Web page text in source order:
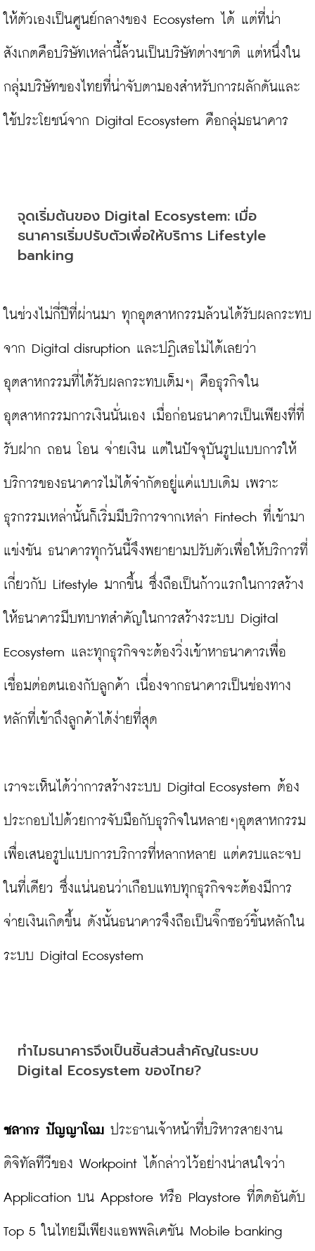
ให้ตัวเองเป็นศูนย์กลางของ Ecosystem ได้ แต่ที่น่า
สังเกตคือบริษัทเหล่านี้ล้วนเป็นบริษัทต่างชาติ แต่หนึ่งใน
กลุ่มบริษัทของไทยที่น่าจับตามองสำหรับการผลักดันและ
ใช้ประโยชน์จาก Digital Ecosystem คือกลุ่มธนาคาร
จุดเริ่มต้นของ Digital Ecosystem: เมื่อ
ธนาคารเริ่มปรับตัวเพื่อให้บริการ Lifestyle
banking
ในช่วงไม่กี่ปีที่ผ่านมา ทุกอุตสาหกรรมล้วนได้รับผลกระทบ
จาก Digital disruption และปฏิเสธไม่ได้เลยว่า
อุตสาหกรรมที่ได้รับผลกระทบเต็มๆ คือธุรกิจใน
อุตสาหกรรมการเงินนั่นเอง เมื่อก่อนธนาคารเป็นเพียงที่ที่
รับฝาก ถอน โอน จ่ายเงิน แต่ในปัจจุบันรูปแบบการให้
บริการของธนาคารไม่ได้จำกัดอยู่แค่แบบเดิม เพราะ
ธุรกรรมเหล่านั้นก็เริ่มมีบริการจากเหล่า Fintech ที่เข้ามา
แข่งขัน ธนาคารทุกวันนี้จึงพยายามปรับตัวเพื่อให้บริการที่
เกี่ยวกับ Lifestyle มากขึ้น ซึ่งถือเป็นก้าวแรกในการสร้าง
ให้ธนาคารมีบทบาทสำคัญในการสร้างระบบ Digital
Ecosystem และทุกธุรกิจจะต้องวิ่งเข้าหาธนาคารเพื่อ
เชื่อมต่อตนเองกับลูกค้า เนื่องจากธนาคารเป็นช่องทาง
หลักที่เข้าถึงลูกค้าได้ง่ายที่สุด
เราจะเห็นได้ว่าการสร้างระบบ Digital Ecosystem ต้อง
ประกอบไปด้วยการจับมือกับธุรกิจในหลายๆอุตสาหกรรม
เพื่อเสนอรูปแบบการบริการที่หลากหลาย แต่ครบและจบ
ในที่เดียว ซึ่งแน่นอนว่าเกือบแทบทุกธุรกิจจะต้องมีการ
จ่ายเงินเกิดขึ้น ดังนั้นธนาคารจึงถือเป็นจิ๊กซอว์ชิ้นหลักใน
ระบบ Digital Ecosystem
ทำไมธนาคารจึงเป็นชิ้นส่วนสำคัญในระบบ
Digital Ecosystem ของไทย?
ชลากร ปัญญาโฉม ประธานเจ้าหน้าที่บริหารสายงาน
ดิจิทัลทีวีของ Workpoint ได้กล่าวไว้อย่างน่าสนใจว่า
Application บน Appstore หรือ Playstore ที่ติดอันดับ
Top 5 ในไทยมีเพียงแอพพลิเคชัน Mobile banking